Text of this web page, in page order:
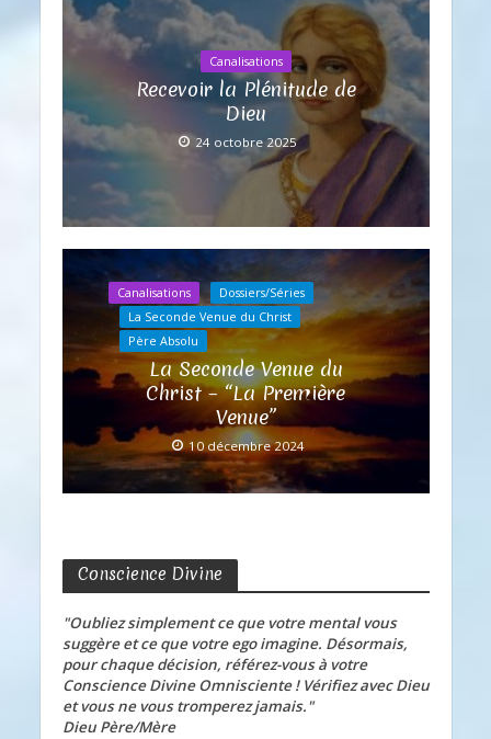
Canalisations
Recevoir la Plénitude de
Dieu
24 octobre 2025
Canalisations
Dossiers/Séries
La Seconde Venue du Christ
Père Absolu
La Seconde Venue du
Christ – “La Première
Venue”
10 décembre 2024
Conscience Divine
"Oubliez simplement ce que votre mental vous
suggère et ce que votre ego imagine. Désormais,
pour chaque décision, référez-vous à votre
Conscience Divine Omnisciente ! Vérifiez avec Dieu
et vous ne vous tromperez jamais."
Dieu Père/Mère